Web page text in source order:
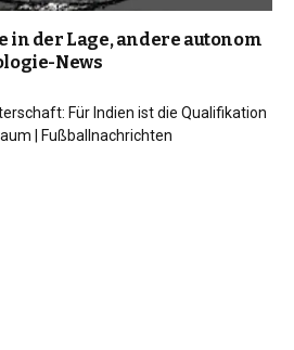
in der Lage, andere autonom
News